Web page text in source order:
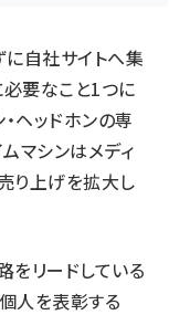
に自社サイトへ集
要なこと1つに
ヘッドホンの専
マシンはメディ
り上げを拡大し
をリードしている
人を表彰する